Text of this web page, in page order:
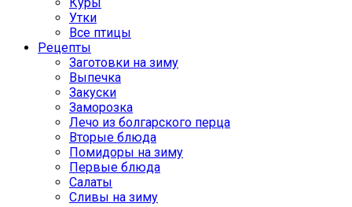
Куры
Утки
Все птицы
Рецепты
Заготовки на зиму
Выпечка
Закуски
Заморозка
Лечо из болгарского перца
Вторые блюда
Помидоры на зиму
Первые блюда
Салаты
Сливы на зиму